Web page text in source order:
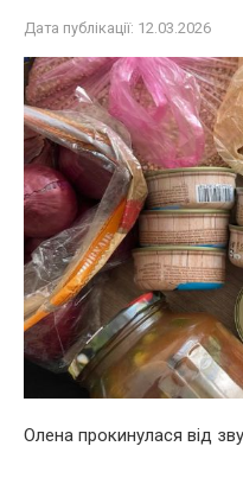
Дата публікації: 12.03.2026
Олена прокинулася від